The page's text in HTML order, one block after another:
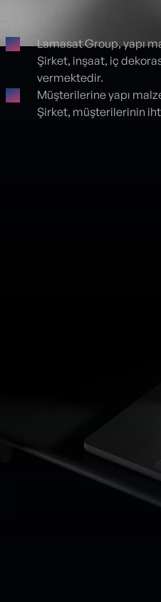
Proje detayları
Lamasat Group, yapı
Şirket, inşaat, iç
vermektedir.
Müşterilerine yapı
Şirket, müşterilerinin